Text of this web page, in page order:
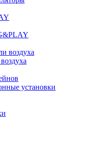
воздуха
установки